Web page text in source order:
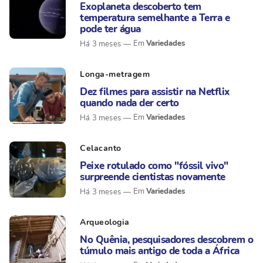
Exoplaneta descoberto tem
temperatura semelhante a Terra e
pode ter água
Há 3 meses Variedades
Longa-metragem
Dez filmes para assistir na Netflix
quando nada der certo
Há 3 meses Variedades
Celacanto
Peixe rotulado como "fóssil vivo"
surpreende cientistas novamente
Há 3 meses Variedades
Arqueologia
No Quênia, pesquisadores descobrem o
túmulo mais antigo de toda a África